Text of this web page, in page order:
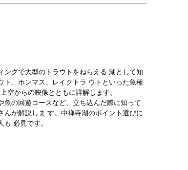
グで大型のトラウトをねらえる 湖として知
ト、ホンマス、レイクトラ ウトといった魚種
空からの映像とともに詳解します。
の回遊コースなど、立ち込んだ際に知って
が解説しま す。中禅寺湖のポイント選びに
必見です。